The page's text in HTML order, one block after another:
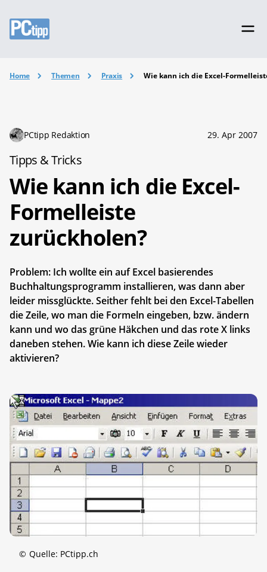
Home Themen Praxis Wie kann ich die Excel-
PCtipp Redaktion 29. Apr 2007
Tipps & Tricks
Wie kann ich die Excel-
Formelleiste
zurückholen?
Problem: Ich wollte ein auf Excel basierendes
Buchhaltungsprogramm installieren, was dann aber
leider missglückte. Seither fehlt bei den Excel-Tabellen
die Zeile, wo man die Formeln eingeben, bzw. ändern
kann und wo das grüne Häkchen und das rote X links
daneben stehen. Wie kann ich diese Zeile wieder
aktivieren?
© Quelle: PCtipp.ch